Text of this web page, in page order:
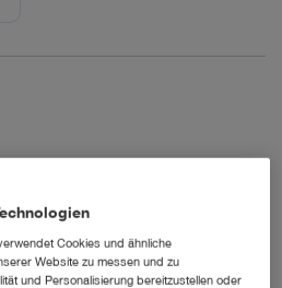
USA Details ansehen
Cookies und ähnliche
Website zu messen und zu
und Personalisierung bereitzustellen oder